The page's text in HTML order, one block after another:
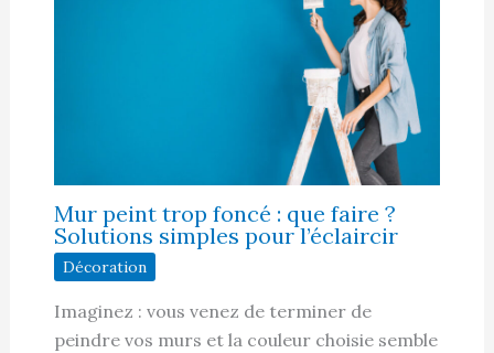
Mur peint trop foncé : que faire ?
Solutions simples pour l’éclaircir
Décoration
Imaginez : vous venez de terminer de
peindre vos murs et la couleur choisie semble